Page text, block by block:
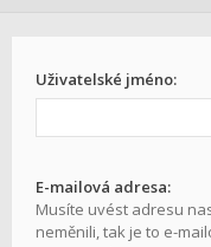
Uživatelské jméno:
E-mailová adresa:
Musíte uvést adresu
neměnili, tak je to e-